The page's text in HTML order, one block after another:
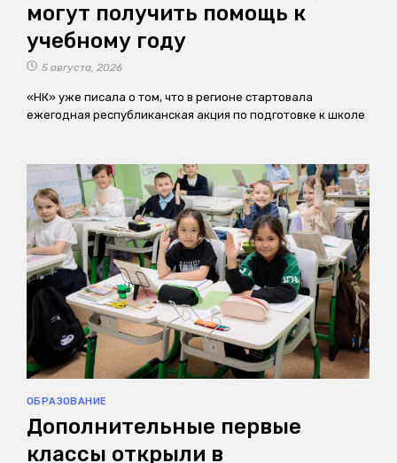
могут получить помощь к
учебному году
5 августа, 2026
«НК» уже писала о том, что в регионе стартовала
ежегодная республиканская акция по подготовке к школе
ОБРАЗОВАНИЕ
Дополнительные первые
классы открыли в